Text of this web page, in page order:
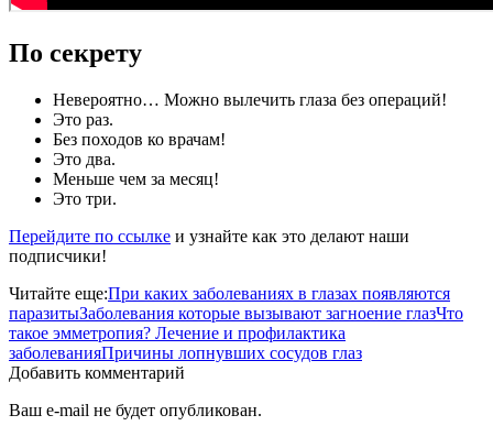
По секрету
Невероятно… Можно вылечить глаза без операций!
Это раз.
Без походов ко врачам!
Это два.
Меньше чем за месяц!
Это три.
Перейдите по ссылке и узнайте как это делают наши
подписчики!
Читайте еще:При каких заболеваниях в глазах появляются
паразитыЗаболевания которые вызывают загноение глазЧто
такое эмметропия? Лечение и профилактика
заболеванияПричины лопнувших сосудов глаз
Добавить комментарий
Ваш e-mail не будет опубликован.